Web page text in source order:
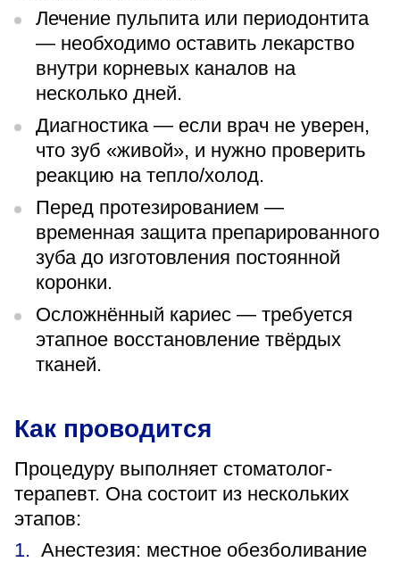
Версия для слабовидящих
Лечение пульпита или периодонтита
— необходимо оставить лекарство
внутри корневых каналов на
несколько дней.
Диагностика — если врач не уверен,
что зуб «живой», и нужно проверить
реакцию на тепло/холод.
Перед протезированием —
временная защита препарированного
зуба до изготовления постоянной
коронки.
Осложнённый кариес — требуется
этапное восстановление твёрдых
тканей.
Как проводится
Процедуру выполняет стоматолог-
терапевт. Она состоит из нескольких
этапов:
Анестезия: местное обезболивание